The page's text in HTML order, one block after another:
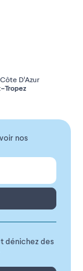
D'Azur
Tropez
nos
dénichez des